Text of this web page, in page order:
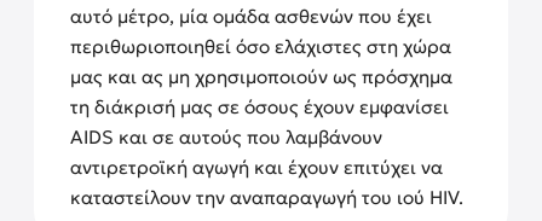
αυτό μέτρο, μία ομάδα ασθενών που έχει
περιθωριοποιηθεί όσο ελάχιστες στη χώρα
μας και ας μη χρησιμοποιούν ως πρόσχημα
τη διάκρισή μας σε όσους έχουν εμφανίσει
AIDS και σε αυτούς που λαμβάνουν
αντιρετροϊκή αγωγή και έχουν επιτύχει να
καταστείλουν την αναπαραγωγή του ιού HIV.